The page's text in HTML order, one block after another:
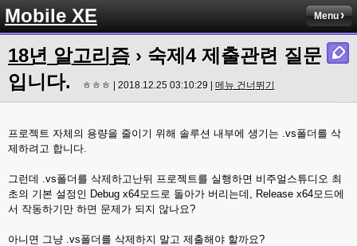
Mobile XE Menu
18년 알고리즘 › 숙제4 제출관련 질문
입니다.
ㅎㅎㅎ | 2018.12.25 03:10:29 | 메뉴 건너뛰기
프로젝트 자체의 용량을 줄이기 위해 솔루션 내부에 생기는 .vs폴더를 삭
제하려고 합니다.
그런데 .vs폴더를 삭제하고난뒤 프로젝트를 실행하면 비주얼스튜디오 최
초의 기본 설정인 Debug x64모드로 돌아가 버리는데, Release x64모드에
서 작동하기만 하면 문제가 되지 않나요?
아니면 그냥 .vs폴더를 삭제하지 말고 제출해야 할까요?